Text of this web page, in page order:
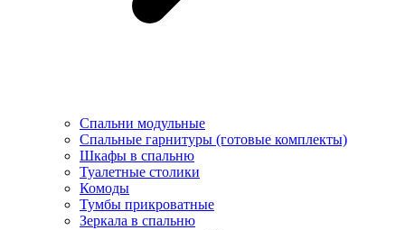
Спальни модульные
Спальные гарнитуры (готовые комплекты)
Шкафы в спальню
Туалетные столики
Комоды
Тумбы прикроватные
Зеркала в спальню